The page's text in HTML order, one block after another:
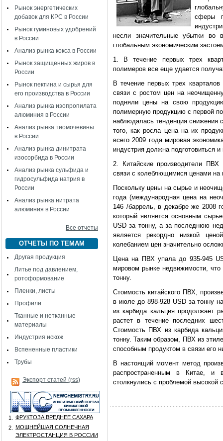
Рынок энергетических
добавок для КРС в России
Рынок гуминовых удобрений
в России
Анализ рынка кокса в России
Рынок защищенных жиров в
России
Рынок пектина и сырья для
его производства в России
Анализ рынка изопропилата
алюминия в России
Анализ рынка тиомочевины
в России
Анализ рынка динитрата
изосорбида в России
Анализ рынка сульфида и
гидросульфида натрия в
России
Анализ рынка нитрата
алюминия в России
Все отчеты
ОТЧЕТЫ ПО ТЕМАМ
Другая продукция
Литье под давлением,
ротоформование
Пленки, листы
Профили
Тканные и нетканные
материалы
Индустрия искож
Вспененные пластики
Трубы
Экспорт статей (rss)
1.
ФРУКТОЗА ВРЕДНЕЕ САХАРА
2.
МОЩНЕЙШАЯ СОЛНЕЧНАЯ
ЭЛЕКТРОСТАНЦИЯ В РОССИИ
сферы
несли значительные убытки во
глобальным экономическим
1. В течение первых трех
полимеров все еще удается
В течение первых трех
связи с ростом цен на
подняли цены на свою
полимерную продукцию с первой
наблюдалась тенденция снижения
того, как росла цена на их
всего 2009 года мировая
индустрия должна подготовиться
2. Китайские производители ПВХ
связи с колеблющимися ценами
Поскольку цены на сырье и
года (международная цена на
146 /баррель, в декабре же 2008
который является основным
USD за тонну, а за последнюю
является рекордно низкой
колебанием цен значительно
Цена на ПВХ упала до 935-945
мировом рынке недвижимости,
тонну.
Стоимость китайского ПВХ,
в июле до 898-928 USD за тонну
из карбида кальция продолжает
растет в течение последних
Стоимость ПВХ из карбида
тонну. Таким образом, ПВХ из
способным продуктом в связи его
В настоящий момент метод
распространенным в Китае, и
столкнулись с проблемой